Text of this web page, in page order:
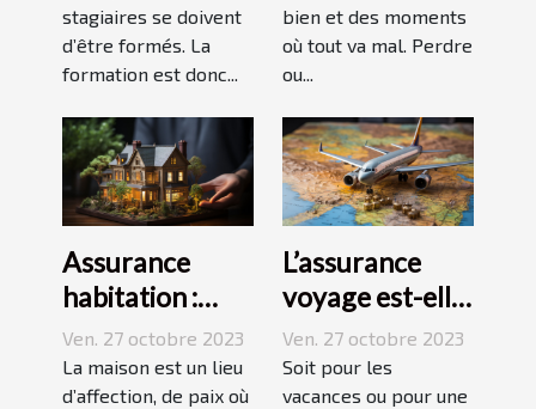
stagiaires se doivent
d’être formés. La
formation est donc...
bien et des moments
où tout va mal. Perdre
ou...
Assurance
habitation :
comment ça
marche ?
Ven. 27 octobre 2023
La maison est un lieu
d’affection, de paix où
L’assurance
voyage est-elle
avantageuse ?
Ven. 27 octobre 2023
Soit pour les
vacances ou pour une